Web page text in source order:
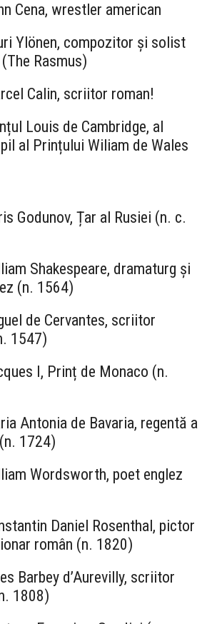
Cena, wrestler american
Ylönen, compozitor și solist
Rasmus)
Calin, scriitor roman!
Louis de Cambridge, al
al Prințului Wiliam de Wales
Godunov, Țar al Rusiei (n. c.
Shakespeare, dramaturg și
(n. 1564)
de Cervantes, scriitor
1547)
I, Prinț de Monaco (n.
Antonia de Bavaria, regentă a
1724)
Wordsworth, poet englez
Daniel Rosenthal, pictor
român (n. 1820)
Barbey d’Aurevilly, scriitor
1808)